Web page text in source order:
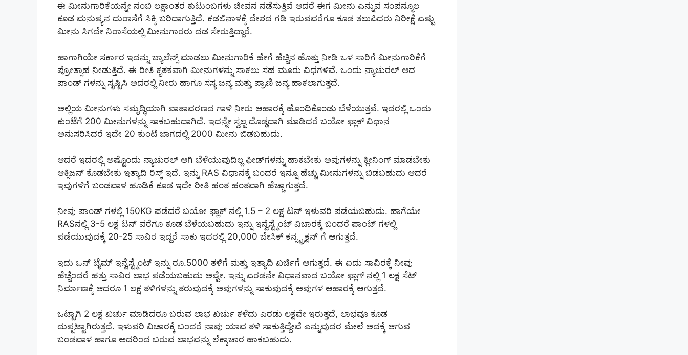
ಈ ಮೀನುಗಾರಿಕೆಯನ್ನೇ ನಂಬಿ ಲಕ್ಷಾಂತರ ಕುಟುಂಬಗಳು ಜೀವನ ನಡೆಸುತ್ತಿವೆ ಆದರೆ ಈಗ ಮೀನು ಎನ್ನುವ ಸಂಪನ್ಮೂಲ
ಕೂಡ ಮನುಷ್ಯನ ದುರಾಸೆಗೆ ಸಿಕ್ಕಿ ಬರಿದಾಗುತ್ತಿದೆ. ಕಡಲಿನಾಳಕ್ಕೆ ದೇಶದ ಗಡಿ ಇರುವವರೆಗೂ ಕೂಡ ತಲುಪಿದರು ನಿರೀಕ್ಷೆ ಎಷ್ಟು
ಮೀನು ಸಿಗದೇ ನಿರಾಸೆಯಲ್ಲಿ ಮೀನುಗಾರರು ದಡ ಸೇರುತ್ತಿದ್ದಾರೆ.
ಹಾಗಾಗಿಯೇ ಸರ್ಕಾರ ಇದನ್ನು ಬ್ಯಾಲೆನ್ಸ್ ಮಾಡಲು ಮೀನುಗಾರಿಕೆ ಹೇಗೆ ಹೆಚ್ಚಿನ ಹೊತ್ತು ನೀಡಿ ಒಳ ಸಾರಿಗೆ ಮೀನುಗಾರಿಕೆಗೆ
ಪ್ರೋತ್ಸಾಹ ನೀಡುತ್ತಿದೆ. ಈ ರೀತಿ ಕೃತಕವಾಗಿ ಮೀನುಗಳನ್ನು ಸಾಕಲು ಸಹ ಮೂರು ವಿಧಗಳಿವೆ. ಒಂದು ನ್ಯಾಚುರಲ್ ಆದ
ಪಾಂಡ್ ಗಳನ್ನು ಸೃಷ್ಟಿಸಿ ಅದರಲ್ಲಿ ನೀರು ಹಾಗೂ ಸಸ್ಯ ಜನ್ಯ ಮತ್ತು ಪ್ರಾಣಿ ಜನ್ಯ ಹಾಕಲಾಗುತ್ತದೆ.
ಅಲ್ಲಿಯ ಮೀನುಗಳು ಸಮೃದ್ಧಿಯಾಗಿ ವಾತಾವರಣದ ಗಾಳಿ ನೀರು ಆಹಾರಕ್ಕೆ ಹೊಂದಿಕೊಂಡು ಬೆಳೆಯುತ್ತವೆ. ಇದರಲ್ಲಿ ಒಂದು
ಕುಂಟೆಗೆ 200 ಮೀನುಗಳನ್ನು ಸಾಕಬಹುದಾಗಿದೆ. ಇದನ್ನೇ ಸ್ವಲ್ಪ ದೊಡ್ಡದಾಗಿ ಮಾಡಿದರೆ ಬಯೋ ಫ್ಲಾಕ್ ವಿಧಾನ
ಅನುಸರಿಸಿದರೆ ಇದೇ 20 ಕುಂಟೆ ಜಾಗದಲ್ಲಿ 2000 ಮೀನು ಬಿಡಬಹುದು.
ಆದರೆ ಇದರಲ್ಲಿ ಅಷ್ಟೊಂದು ನ್ಯಾಚುರಲ್ ಆಗಿ ಬೆಳೆಯುವುದಿಲ್ಲ ಫೀಡ್‌ಗಳನ್ನು ಹಾಕಬೇಕು ಅವುಗಳನ್ನು ಕ್ಲೀನಿಂಗ್ ಮಾಡಬೇಕು
ಆಕ್ಸಿಜನ್ ಕೊಡಬೇಕು ಇತ್ಯಾದಿ ರಿಸ್ಕ್ ಇದೆ. ಇನ್ನು RAS ವಿಧಾನಕ್ಕೆ ಬಂದರೆ ಇನ್ನೂ ಹೆಚ್ಚು ಮೀನುಗಳನ್ನು ಬಿಡಬಹುದು ಆದರೆ
ಇವುಗಳಿಗೆ ಬಂಡವಾಳ ಹೂಡಿಕೆ ಕೂಡ ಇದೇ ರೀತಿ ಹಂತ ಹಂತವಾಗಿ ಹೆಚ್ಚಾಗುತ್ತದೆ.
ನೀವು ಪಾಂಡ್ ಗಳಲ್ಲಿ 150KG ಪಡೆದರೆ ಬಯೋ ಫ್ಲಾಕ್ ನಲ್ಲಿ 1.5 – 2 ಲಕ್ಷ ಟನ್ ಇಳುವರಿ ಪಡೆಯಬಹುದು. ಹಾಗೆಯೇ
RASನಲ್ಲಿ 3-5 ಲಕ್ಷ ಟನ್ ವರೆಗೂ ಕೂಡ ಬೆಳೆಯಬಹುದು ಇನ್ನು ಇನ್ವೆಸ್ಟ್ಮೆಂಟ್ ವಿಚಾರಕ್ಕೆ ಬಂದರೆ ಪಾಂಟ್ ಗಳಲ್ಲಿ
ಪಡೆಯುವುದಕ್ಕೆ 20-25 ಸಾವಿರ ಇದ್ದರೆ ಸಾಕು ಇದರಲ್ಲಿ 20,000 ಬೇಸಿಕ್ ಕನ್ಸ್ಟ್ರಕ್ಷನ್ ಗೆ ಆಗುತ್ತದೆ.
ಇದು ಒನ್ ಟೈಮ್ ಇನ್ವೆಸ್ಟ್ಮೆಂಟ್ ಇನ್ನು ರೂ.5000 ತಳಿಗೆ ಮತ್ತು ಇತ್ಯಾದಿ ಖರ್ಚಿಗೆ ಆಗುತ್ತದೆ. ಈ ಐದು ಸಾವಿರಕ್ಕೆ ನೀವು
ಹೆಚ್ಚೆಂದರೆ ಹತ್ತು ಸಾವಿರ ಲಾಭ ಪಡೆಯಬಹುದು ಅಷ್ಟೇ. ಇನ್ನು ಎರಡನೇ ವಿಧಾನವಾದ ಬಯೋ ಫ್ಲಾಗ್ ನಲ್ಲಿ 1 ಲಕ್ಷ ಸೆಟ್
ನಿರ್ಮಾಣಕ್ಕೆ ಆದರೂ 1 ಲಕ್ಷ ತಳಿಗಳನ್ನು ತರುವುದಕ್ಕೆ ಅವುಗಳನ್ನು ಸಾಕುವುದಕ್ಕೆ ಅವುಗಳ ಆಹಾರಕ್ಕೆ ಆಗುತ್ತದೆ.
ಒಟ್ಟಾಗಿ 2 ಲಕ್ಷ ಖರ್ಚು ಮಾಡಿದರೂ ಬರುವ ಲಾಭ ಖರ್ಚು ಕಳೆದು ಎರಡು ಲಕ್ಷವೇ ಇರುತ್ತದೆ, ಲಾಭವೂ ಕೂಡ
ದುಪ್ಪಟ್ಟಾಗಿರುತ್ತದೆ. ಇಳುವರಿ ವಿಚಾರಕ್ಕೆ ಬಂದರೆ ನಾವು ಯಾವ ತಳಿ ಸಾಕುತ್ತಿದ್ದೇವೆ ಎನ್ನುವುದರ ಮೇಲೆ ಅದಕ್ಕೆ ಆಗುವ
ಬಂಡವಾಳ ಹಾಗೂ ಅದರಿಂದ ಬರುವ ಲಾಭವನ್ನು ಲೆಕ್ಕಾಚಾರ ಹಾಕಬಹುದು.